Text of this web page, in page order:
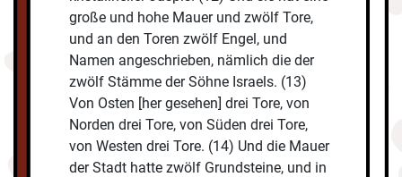
große und hohe Mauer und zwölf Tore,
und an den Toren zwölf Engel, und
Namen angeschrieben, nämlich die der
zwölf Stämme der Söhne Israels. (13)
Von Osten [her gesehen] drei Tore, von
Norden drei Tore, von Süden drei Tore,
von Westen drei Tore. (14) Und die Mauer
der Stadt hatte zwölf Grundsteine, und in